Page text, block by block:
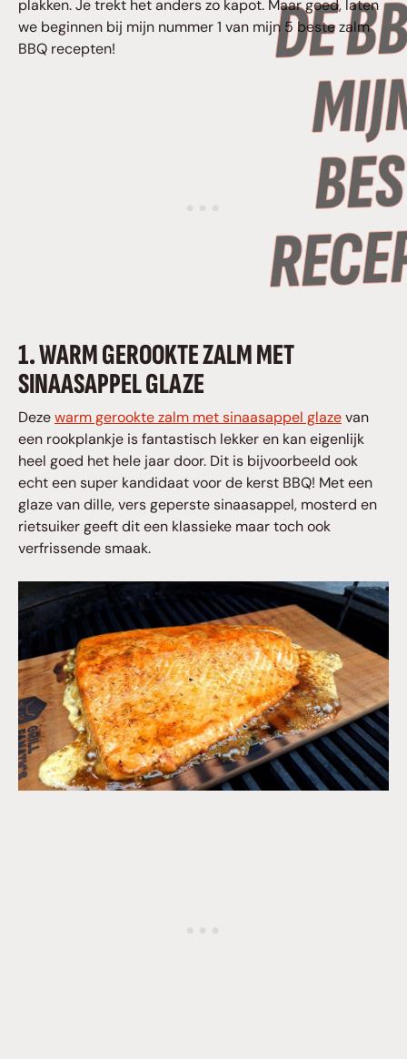
plakken. Je trekt het anders zo kapot. Maar goed, laten
we beginnen bij mijn nummer 1 van mijn 5 beste zalm
BBQ recepten!
1. WARM GEROOKTE ZALM MET
SINAASAPPEL GLAZE
Dezewarm gerookte zalm met sinaasappel glazevan
een rookplankje is fantastisch lekker en kan eigenlijk
heel goed het hele jaar door. Dit is bijvoorbeeld ook
echt een super kandidaat voor de kerst BBQ! Met een
glaze van dille, vers geperste sinaasappel, mosterd en
rietsuiker geeft dit een klassieke maar toch ook
verfrissende smaak.